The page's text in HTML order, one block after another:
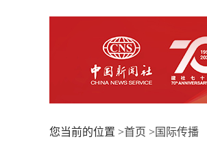
您当前的位置 >首页 >国际传播